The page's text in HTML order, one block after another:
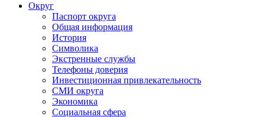
Округ
Паспорт округа
Общая информация
История
Символика
Экстренные службы
Телефоны доверия
Инвестиционная привлекательность
СМИ округа
Экономика
Социальная сфера